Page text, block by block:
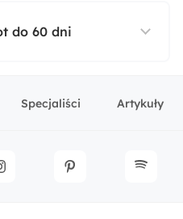
do 60 dni
Specjaliści Artykuły